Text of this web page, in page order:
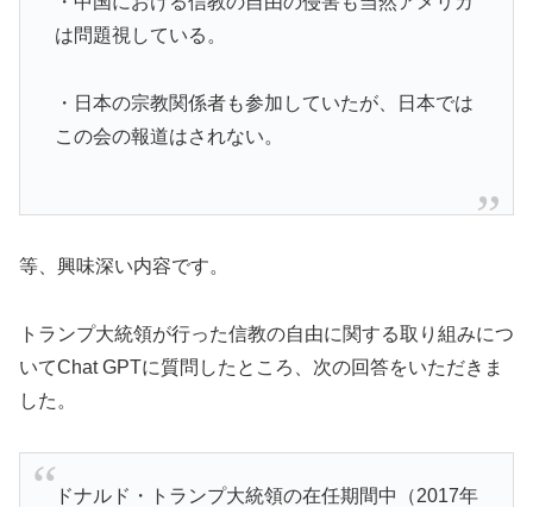
は問題視している。
・日本の宗教関係者も参加していたが、日本では
この会の報道はされない。
等、興味深い内容です。
トランプ大統領が行った信教の自由に関する取り組みにつ
いてChat GPTに質問したところ、次の回答をいただきま
した。
ドナルド・トランプ大統領の在任期間中（2017年